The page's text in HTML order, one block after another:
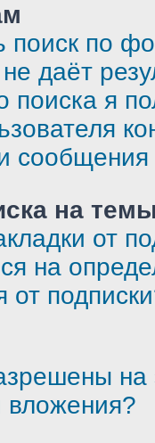
поиск по
даёт
поиска я
на
от
на
от
вложения?